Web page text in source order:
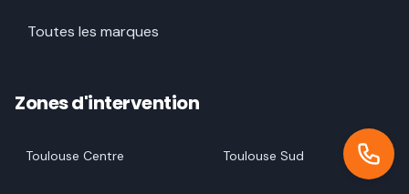
Toutes les marques
Zones d'intervention
Toulouse Centre Toulouse Sud